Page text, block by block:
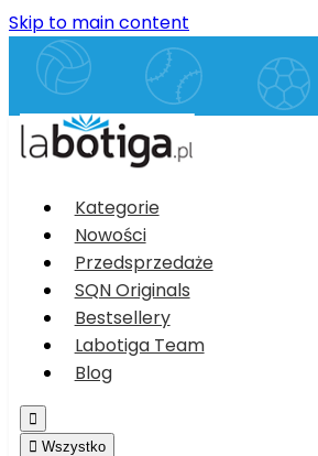
Skip to main content
Kategorie
Nowości
Przedsprzedaże
SQN Originals
Bestsellery
Labotiga Team
Blog

 Wszystko